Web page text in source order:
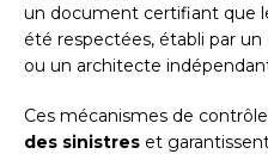
un document certifiant que
été respectées, établi par
ou un architecte
Ces mécanismes de
des sinistres et